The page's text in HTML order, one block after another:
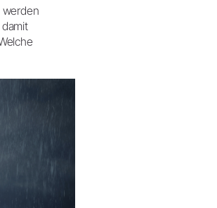
werden